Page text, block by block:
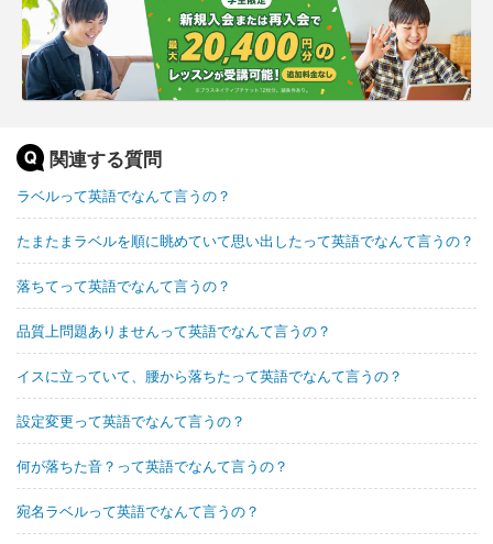
関連する質問
ラベルって英語でなんて言うの？
たまたまラベルを順に眺めていて思い出したって英語でなんて言うの？
落ちてって英語でなんて言うの？
品質上問題ありませんって英語でなんて言うの？
イスに立っていて、腰から落ちたって英語でなんて言うの？
設定変更って英語でなんて言うの？
何が落ちた音？って英語でなんて言うの？
宛名ラベルって英語でなんて言うの？